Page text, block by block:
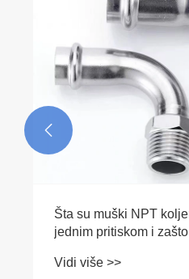
Šta su muški NPT
jednim pritiskom i
Vidi više >>
